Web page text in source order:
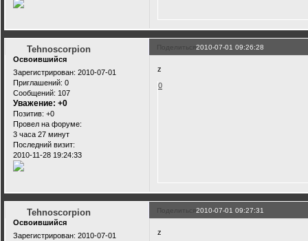
Поделиться2010-07-01 09:26:28
Tehnoscorpion
Освоившийся
Зарегистрирован: 2010-07-01
Приглашений: 0
Сообщений: 107
Уважение: +0
Позитив: +0
Провел на форуме:
3 часа 27 минут
Последний визит:
2010-11-28 19:24:33
z
0
Поделиться2010-07-01 09:27:31
Tehnoscorpion
Освоившийся
Зарегистрирован: 2010-07-01
z